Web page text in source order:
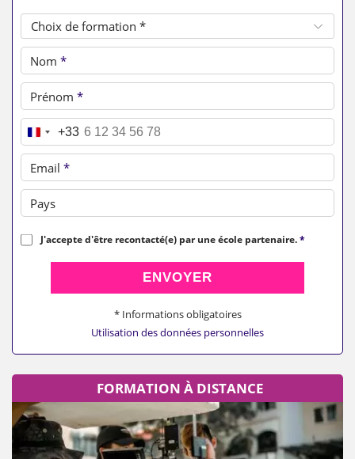
Choix de formation *
Nom *
Prénom *
Téléphone *
+33
Email *
Pays
J'accepte d'être recontacté(e) par une école partenaire.*
ENVOYER
* Informations obligatoires
Utilisation des données personnelles
FORMATION À DISTANCE